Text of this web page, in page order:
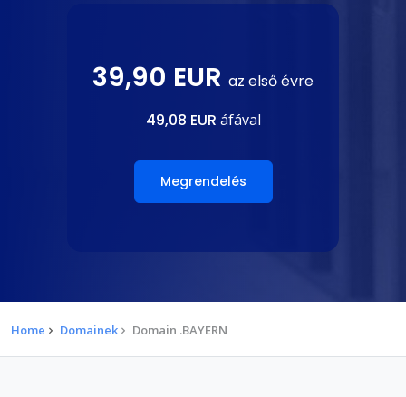
39,90 EUR az első évre
49,08 EUR áfával
Megrendelés
Home Domainek Domain .BAYERN